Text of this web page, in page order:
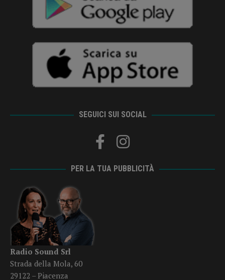
SEGUICI SUI SOCIAL
PER LA TUA PUBBLICITÀ
Radio Sound Srl
Strada della Mola, 60
29122 – Piacenza